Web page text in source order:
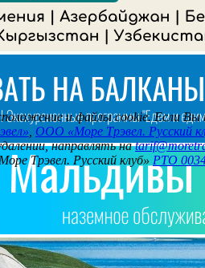
и файлы cookie. Если
ООО «Море Трэвел. Русский
направлять на
Трэвел. Русский клуб» РТО